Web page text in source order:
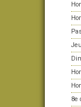
8e